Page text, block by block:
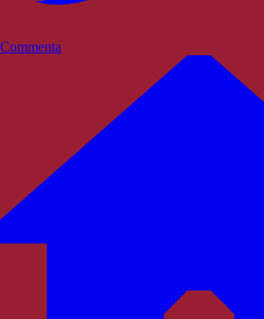
Commenta